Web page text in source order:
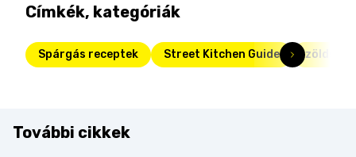
Címkék, kategóriák
Spárgás receptek Street Kitchen Guide zöldség
További cikkek